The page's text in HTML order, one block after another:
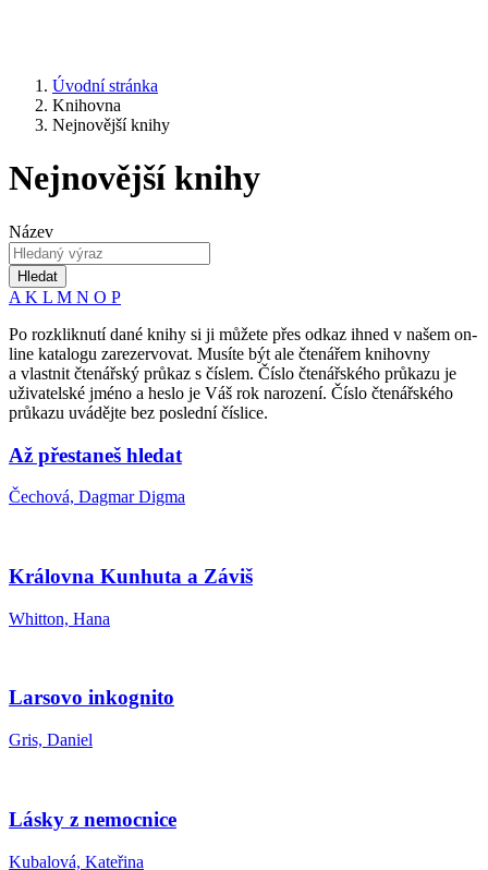
Úvodní stránka
Knihovna
Nejnovější knihy
Nejnovější knihy
Název
Hledat
A K L M N O P
Po rozkliknutí dané knihy si ji můžete přes odkaz ihned v našem on-
line katalogu zarezervovat. Musíte být ale čtenářem knihovny
a vlastnit čtenářský průkaz s číslem. Číslo čtenářského průkazu je
uživatelské jméno a heslo je Váš rok narození. Číslo čtenářského
průkazu uvádějte bez poslední číslice.
Až přestaneš hledat
Čechová, Dagmar Digma
Královna Kunhuta a Záviš
Whitton, Hana
Larsovo inkognito
Gris, Daniel
Lásky z nemocnice
Kubalová, Kateřina